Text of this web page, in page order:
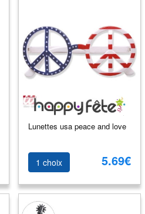
Lunettes usa peace and love
1 choix 5.69€